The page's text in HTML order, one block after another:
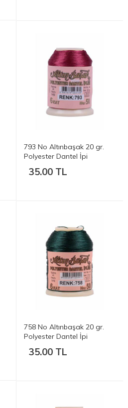
793 No Altınbaşak 20 gr.
Polyester Dantel İpi
35.00 TL
758 No Altınbaşak 20 gr.
Polyester Dantel İpi
35.00 TL